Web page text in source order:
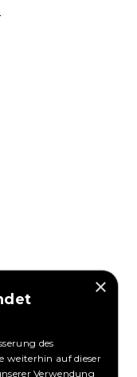
×
des
weiterhin auf dieser
Verwendung